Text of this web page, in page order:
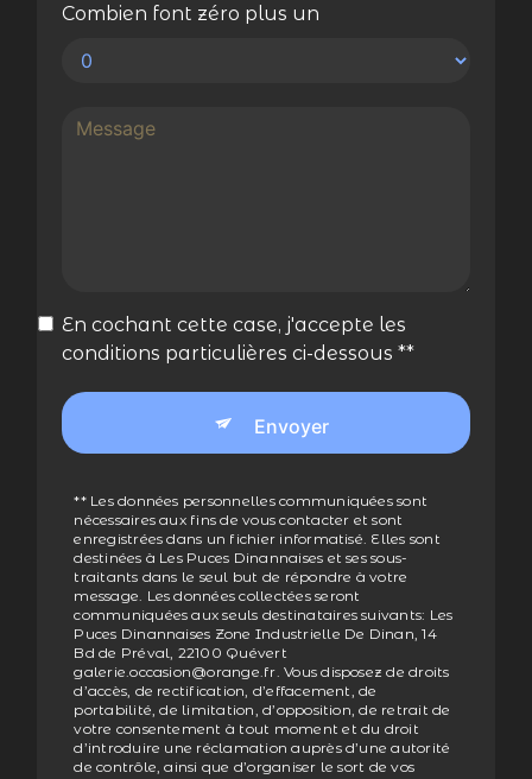
Combien font zéro plus un
En cochant cette case, j'accepte les
conditions particulières ci-dessous **
Envoyer
** Les données personnelles communiquées sont
nécessaires aux fins de vous contacter et sont
enregistrées dans un fichier informatisé. Elles sont
destinées à Les Puces Dinannaises et ses sous-
traitants dans le seul but de répondre à votre
message. Les données collectées seront
communiquées aux seuls destinataires suivants: Les
Puces Dinannaises Zone Industrielle De Dinan, 14
Bd de Préval, 22100 Quévert
galerie.occasion@orange.fr. Vous disposez de droits
d’accès, de rectification, d’effacement, de
portabilité, de limitation, d’opposition, de retrait de
votre consentement à tout moment et du droit
d’introduire une réclamation auprès d’une autorité
de contrôle, ainsi que d’organiser le sort de vos